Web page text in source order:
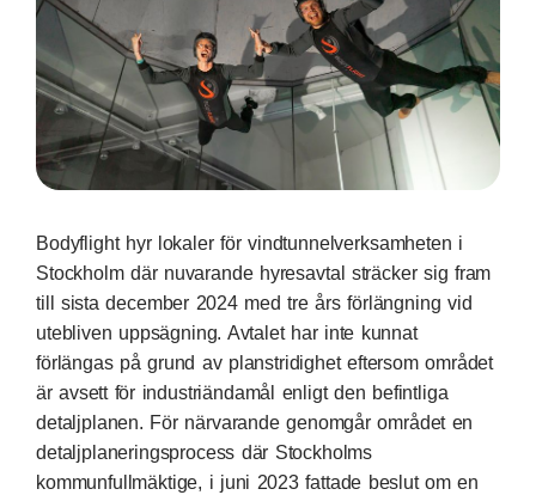
Bodyflight hyr lokaler för vindtunnelverksamheten i
Stockholm där nuvarande hyresavtal sträcker sig fram
till sista december 2024 med tre års förlängning vid
utebliven uppsägning. Avtalet har inte kunnat
förlängas på grund av planstridighet eftersom området
är avsett för industriändamål enligt den befintliga
detaljplanen. För närvarande genomgår området en
detaljplaneringsprocess där Stockholms
kommunfullmäktige, i juni 2023 fattade beslut om en